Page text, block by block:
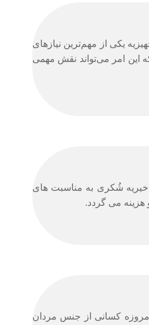
یکی از مهم‌ترین نیازهای
این امر می‌تواند نقش مهمی
خیریه شُکری به مناسبت های
هزینه می گردد.
کسانی از جنس مردان